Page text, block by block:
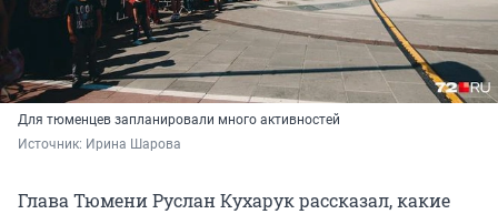
Для тюменцев запланировали много активностей
Источник: Ирина Шарова
Глава Тюмени Руслан Кухарук рассказал, какие